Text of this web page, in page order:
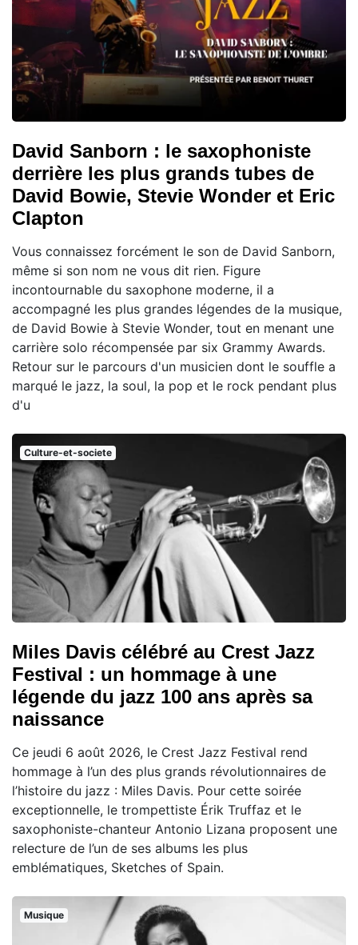
David Sanborn : le saxophoniste
derrière les plus grands tubes de
David Bowie, Stevie Wonder et Eric
Clapton
Vous connaissez forcément le son de David Sanborn,
même si son nom ne vous dit rien. Figure
incontournable du saxophone moderne, il a
accompagné les plus grandes légendes de la musique,
de David Bowie à Stevie Wonder, tout en menant une
carrière solo récompensée par six Grammy Awards.
Retour sur le parcours d'un musicien dont le souffle a
marqué le jazz, la soul, la pop et le rock pendant plus
d'u
Culture-et-societe
Miles Davis célébré au Crest Jazz
Festival : un hommage à une
légende du jazz 100 ans après sa
naissance
Ce jeudi 6 août 2026, le Crest Jazz Festival rend
hommage à l’un des plus grands révolutionnaires de
l’histoire du jazz : Miles Davis. Pour cette soirée
exceptionnelle, le trompettiste Érik Truffaz et le
saxophoniste-chanteur Antonio Lizana proposent une
relecture de l’un de ses albums les plus
emblématiques, Sketches of Spain.
Musique